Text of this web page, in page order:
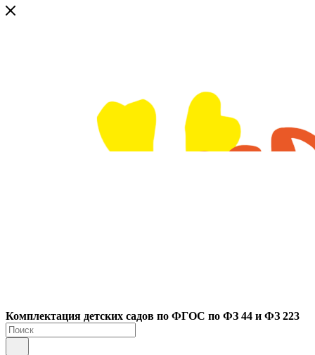
Комплектация детских садов по ФГОC по ФЗ 44 и ФЗ 223